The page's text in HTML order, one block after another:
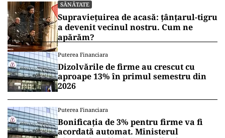
SĂNĂTATE
Supraviețuirea de acasă: țânțarul-tigru
a devenit vecinul nostru. Cum ne
apărăm?
Puterea Financiara
Dizolvările de firme au crescut cu
aproape 13% în primul semestru din
2026
Puterea Financiara
Bonificația de 3% pentru firme va fi
acordată automat. Ministerul